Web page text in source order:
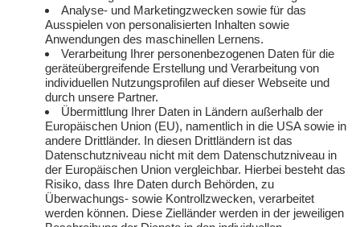
Freund:innen werben
Kündigen
Widerruf
Vertriebspartner:in
werden
Zählerlotto
Balkonkraftwerke mit
Auszeichnungen
Presse und Downloads
Jobs
Kontakt
E-Sports
E WIE EINFACH